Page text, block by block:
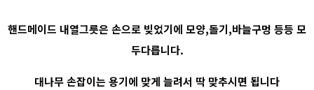
핸드메이드 내열그릇은 손으로 빚었기에 모양,돌기,바늘구멍 등등 모
두다릅니다.
대나무 손잡이는 용기에 맞게 늘려서 딱 맞추시면 됩니다